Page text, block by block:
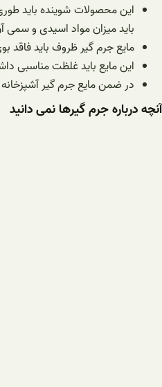
این محصولات شوینده باید
باید میزان مواد اسیدی و سمی
مایع جرم گیر ظروف باید فاقد
این مایع باید غلظت مناسبی
در ضمن مایع جرم گیر
آنچه درباره جرم گیرها نمی دانید